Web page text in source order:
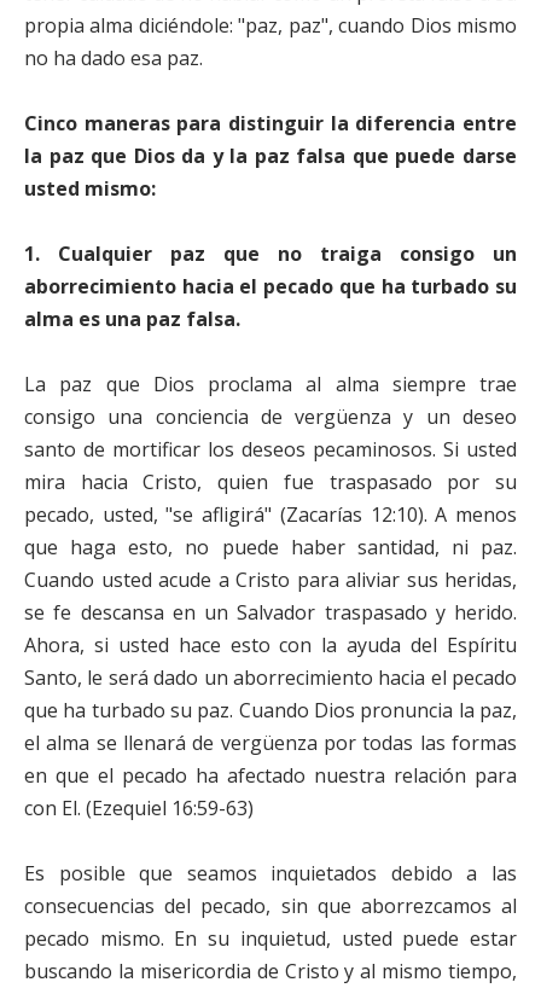
propia alma diciéndole: "paz, paz", cuando Dios mismo
no ha dado esa paz.
Cinco maneras para distinguir la diferencia entre
la paz que Dios da y la paz falsa que puede darse
usted mismo:
1. Cualquier paz que no traiga consigo un
aborrecimiento hacia el pecado que ha turbado su
alma es una paz falsa.
La paz que Dios proclama al alma siempre trae
consigo una conciencia de vergüenza y un deseo
santo de mortificar los deseos pecaminosos. Si usted
mira hacia Cristo, quien fue traspasado por su
pecado, usted, "se afligirá" (Zacarías 12:10). A menos
que haga esto, no puede haber santidad, ni paz.
Cuando usted acude a Cristo para aliviar sus heridas,
se fe descansa en un Salvador traspasado y herido.
Ahora, si usted hace esto con la ayuda del Espíritu
Santo, le será dado un aborrecimiento hacia el pecado
que ha turbado su paz. Cuando Dios pronuncia la paz,
el alma se llenará de vergüenza por todas las formas
en que el pecado ha afectado nuestra relación para
con El. (Ezequiel 16:59-63)
Es posible que seamos inquietados debido a las
consecuencias del pecado, sin que aborrezcamos al
pecado mismo. En su inquietud, usted puede estar
buscando la misericordia de Cristo y al mismo tiempo,